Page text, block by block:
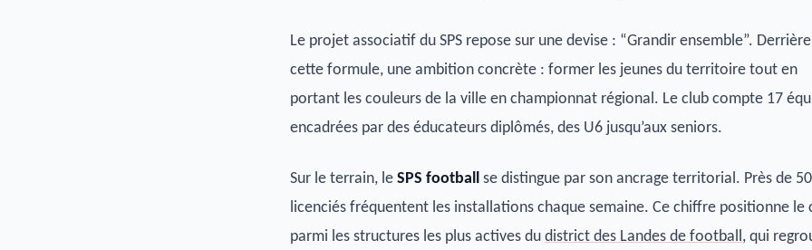
Le projet associatif du SPS repose sur une devise : “Grandir ensemble”. Derrière
cette formule, une ambition concrète : former les jeunes du territoire tout en
portant les couleurs de la ville en championnat régional. Le club compte 17
encadrées par des éducateurs diplômés, des U6 jusqu’aux seniors.
Sur le terrain, le SPS football se distingue par son ancrage territorial. Près de
licenciés fréquentent les installations chaque semaine. Ce chiffre positionne le
parmi les structures les plus actives du district des Landes de football, qui